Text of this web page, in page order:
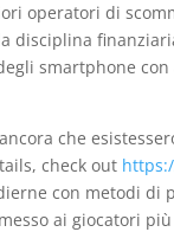
operatori di
disciplina
smartphone
che
check out
con metodi di
ai giocatori